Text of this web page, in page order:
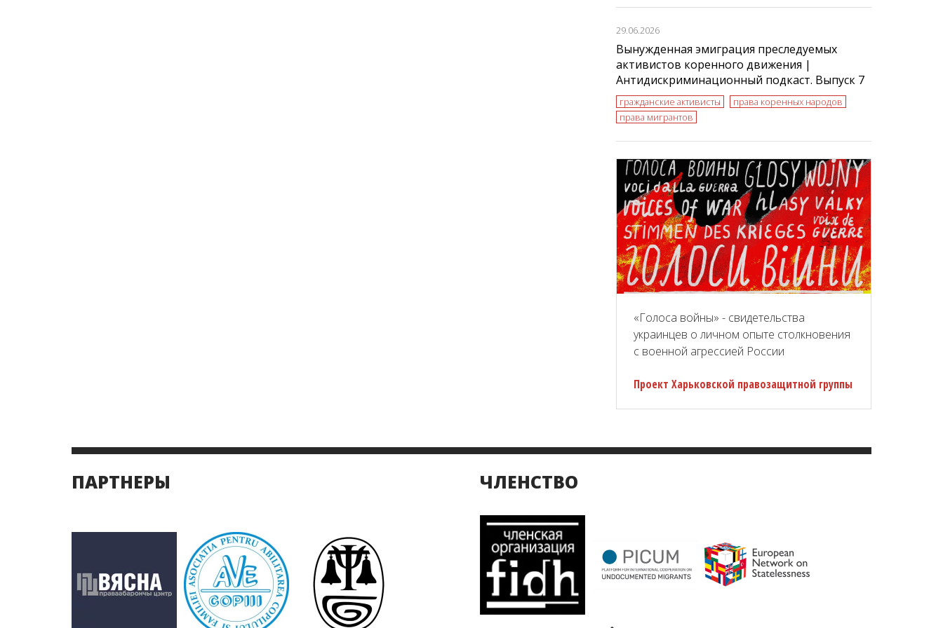
29.06.2026
Вынужденная эмиграция преследуемых
активистов коренного движения |
Антидискриминационный подкаст. Выпуск 7
гражданские активисты
права коренных народов
права мигрантов
«Голоса войны» - свидетельства
украинцев о личном опыте столкновения
с военной агрессией России
Проект Харьковской правозащитной группы
ПАРТНЕРЫ ЧЛЕНСТВО